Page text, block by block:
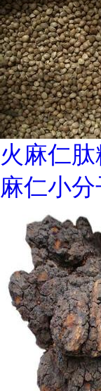
火麻仁
麻仁小